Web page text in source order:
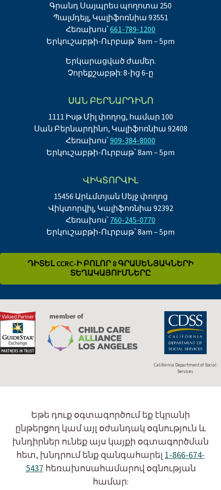
Գրանդ Սայպրես պողոտա 250
Պալմդեյլ, Կալիֆոռնիա 93551
Հեռախոս՝661-789-1200
Երկուշաբթի-Ուրբաթ՝ 8am – 5pm
Երկարացված ժամեր.
Չորեքշաբթի: 8-ից 6-ը
ՍԱՆ ԲԵՐՆԱՐԴԻՆՈ
1111 Իսթ Միլ փողոց, համար 100
Սան Բերնարդինո, Կալիֆոռնիա 92408
Հեռախոս՝909-384-8000
Երկուշաբթի-Ուրբաթ՝ 8am – 5pm
ՎԻԿՏՈՐՎԻԼ
15456 Արևմտյան Սեյջ փողոց
Վիկտորվիլ, Կալիֆոռնիա 92392
Հեռախոս՝760-245-0770
Երկուշաբթի-Ուրբաթ՝ 8am – 5pm
ԴԻՏԵԼ CCRC-Ի ԲՈԼՈՐ 8 ԳՐԱՍԵՆՅԱԿՆԵՐԻ
ՏԵՂԱԿԱՅՈՒՄՆԵՐԸ
California Department of Social
Services
Եթե դուք օգտագործում եք էկրանի
ընթերցող կամ այլ օժանդակ օգնություն և
խնդիրներ ունեք այս կայքի օգտագործման
հետ, խնդրում ենք զանգահարել 1-866-674-
5437 հեռախոսահամարով օգնության
համար: